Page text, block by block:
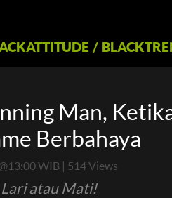
/
Man,
Berbahaya
WIB | 514 Views
atau Mati!